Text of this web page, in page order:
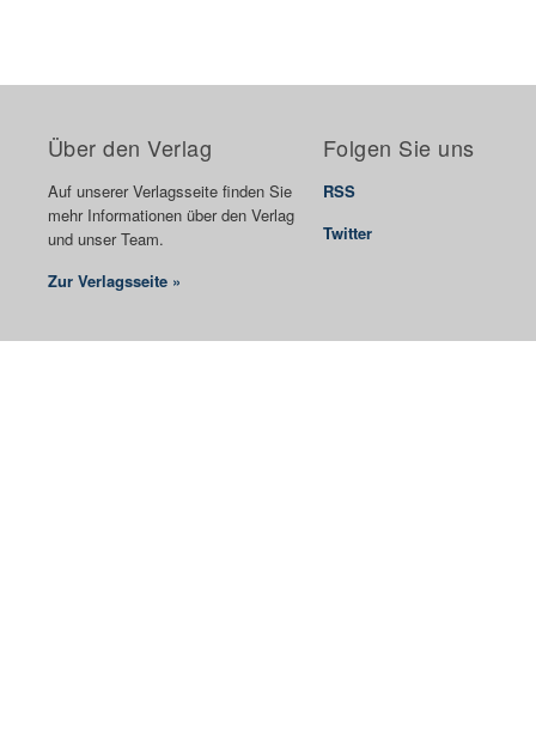
Über den Verlag
Auf unserer Verlagsseite finden Sie
mehr Informationen über den Verlag
und unser Team.
Zur Verlagsseite »
Folgen Sie uns
RSS
Twitter